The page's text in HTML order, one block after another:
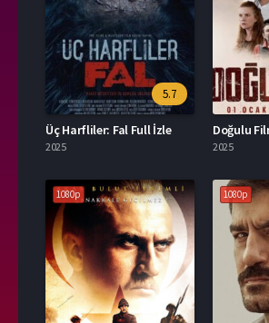
5.7
Üç Harfliler: Fal Full İzle
2025
Doğulu
2025
1080p 1080p